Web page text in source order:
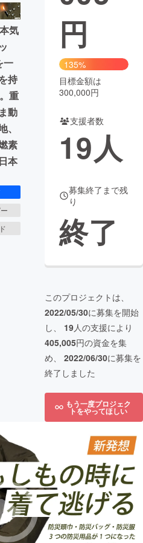
性化
CAMPFIRE Creation
税machi-ya コミュニティ
気
一
持
重
動
素
本
円
135%
目標金額は
300,000円
支援者数
19人
募集終了まで残
り
終了
このプロジェクトは、
2022/05/30に募集を開始
し、 19人の支援により
405,005円の資金を集
め、 2022/06/30に募集を
終了しました
もう一度プロジェク
トをやってほしい